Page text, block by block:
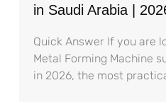
in Saudi Arabia |
Quick Answer If you are
Metal Forming Machine
in 2026, the most